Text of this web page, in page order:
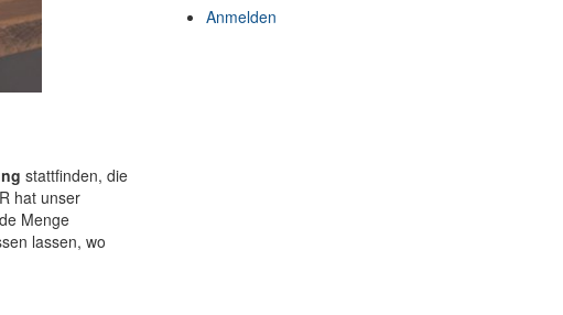
stattfinden, die
hat unser
Menge
lassen, wo
Anmelden